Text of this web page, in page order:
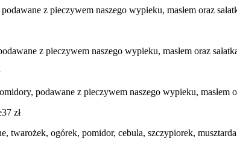
z pieczywem naszego wypieku, masłem oraz
z pieczywem naszego wypieku, masłem oraz
podawane z pieczywem naszego wypieku, masłem
37 zł
twarożek, ogórek, pomidor, cebula, szczypiorek,